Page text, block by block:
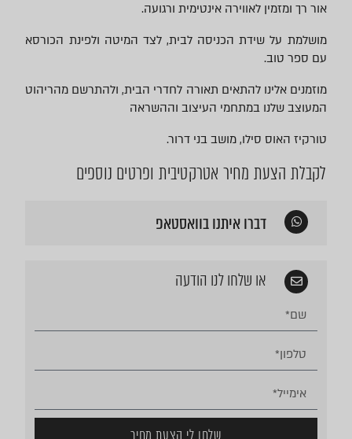
אור רך ומזמין לאווירה אינטימית ורגועה.
מושלמת על שידת הכניסה לבית, לצד המיטה ולפינת הכורסא
עם ספר טוב.
מוזמנים אלינו להתאים תאורה לחדרי הבית, ולהתרשם מהריהוט
המעוצב שלנו במתחמי העיצוב וההשראה
טורקיז האוס סילו, מושב בני דרור.
לקבלת הצעת מחיר אטרקטיבית ופרטים נוספים
דברו איתנו בוואסטאפ
או שלחו לנו הודעה